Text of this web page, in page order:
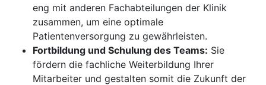
eng mit anderen Fachabteilungen der Klinik
zusammen, um eine optimale
Patientenversorgung zu gewährleisten.
Fortbildung und Schulung des Teams: Sie
fördern die fachliche Weiterbildung Ihrer
Mitarbeiter und gestalten somit die Zukunft der